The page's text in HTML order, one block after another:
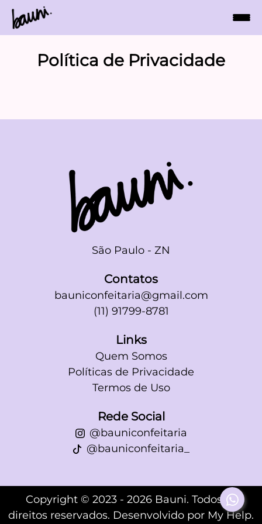
Política de Privacidade
São Paulo - ZN
Contatos
bauniconfeitaria@gmail.com
(11) 91799-8781
Links
Quem Somos
Políticas de Privacidade
Termos de Uso
Rede Social
@bauniconfeitaria
@bauniconfeitaria_
Copyright © 2023 - 2026 Bauni. Todos os
direitos reservados. Desenvolvido por My Help.